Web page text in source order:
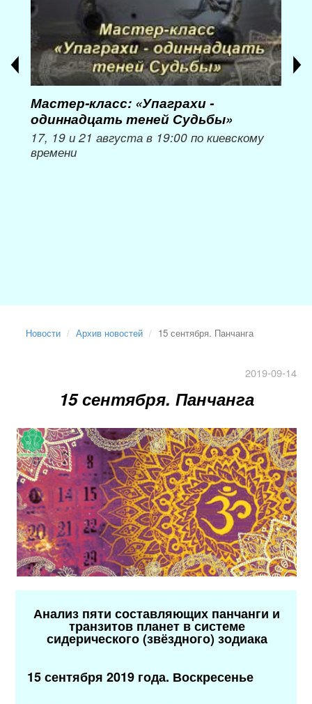
Мастер-класс: «Упаграхи -
одиннадцать теней Судьбы»
17, 19 и 21 августа в 19:00 по киевскому
времени
Новости Архив новостей 15 сентября. Панчанга
2019-09-14
15 сентября. Панчанга
Анализ пяти составляющих панчанги и
транзитов планет в системе
сидерического (звёздного) зодиака
15 сентября 2019 года. Воскресенье